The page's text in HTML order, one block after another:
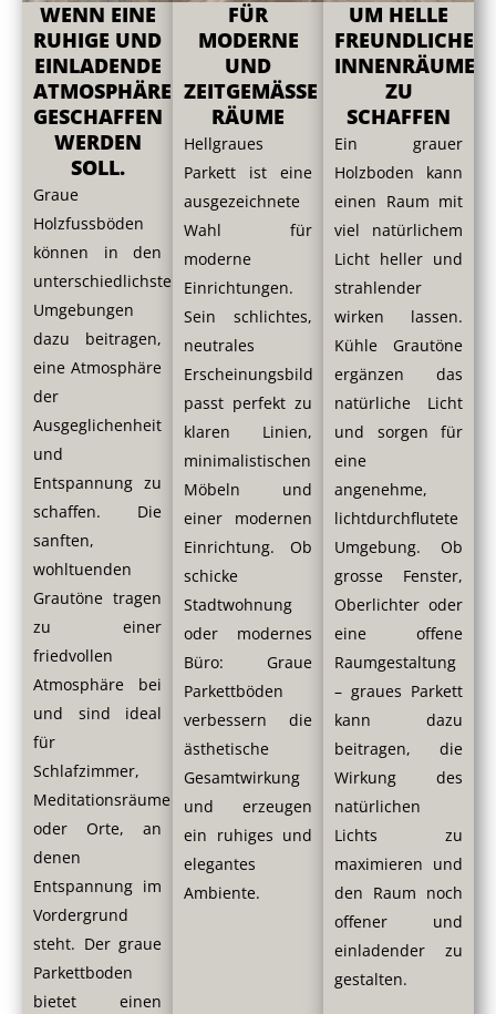
WENN EINE
RUHIGE UND
EINLADENDE
ATMOSPHÄRE
GESCHAFFEN
WERDEN
SOLL.
Graue
Holzfussböden
können in den
unterschiedlichsten
Umgebungen
dazu beitragen,
eine Atmosphäre
der
Ausgeglichenheit
und
Entspannung zu
schaffen. Die
sanften,
wohltuenden
Grautöne tragen
zu einer
friedvollen
Atmosphäre bei
und sind ideal
für
Schlafzimmer,
Meditationsräume
oder Orte, an
denen
Entspannung im
Vordergrund
steht. Der graue
Parkettboden
bietet einen
FÜR
MODERNE
UND
ZEITGEMÄSSE
RÄUME
Hellgraues
Parkett ist eine
ausgezeichnete
Wahl für
moderne
Einrichtungen.
Sein schlichtes,
neutrales
Erscheinungsbild
passt perfekt zu
klaren Linien,
minimalistischen
Möbeln und
einer modernen
Einrichtung. Ob
schicke
Stadtwohnung
oder modernes
Büro: Graue
Parkettböden
verbessern die
ästhetische
Gesamtwirkung
und erzeugen
ein ruhiges und
elegantes
Ambiente.
UM HELLE
FREUNDLICHE
INNENRÄUME
ZU
SCHAFFEN
Ein grauer
Holzboden kann
einen Raum mit
viel natürlichem
Licht heller und
strahlender
wirken lassen.
Kühle Grautöne
ergänzen das
natürliche Licht
und sorgen für
eine
angenehme,
lichtdurchflutete
Umgebung. Ob
grosse Fenster,
Oberlichter oder
eine offene
Raumgestaltung
– graues Parkett
kann dazu
beitragen, die
Wirkung des
natürlichen
Lichts zu
maximieren und
den Raum noch
offener und
einladender zu
gestalten.